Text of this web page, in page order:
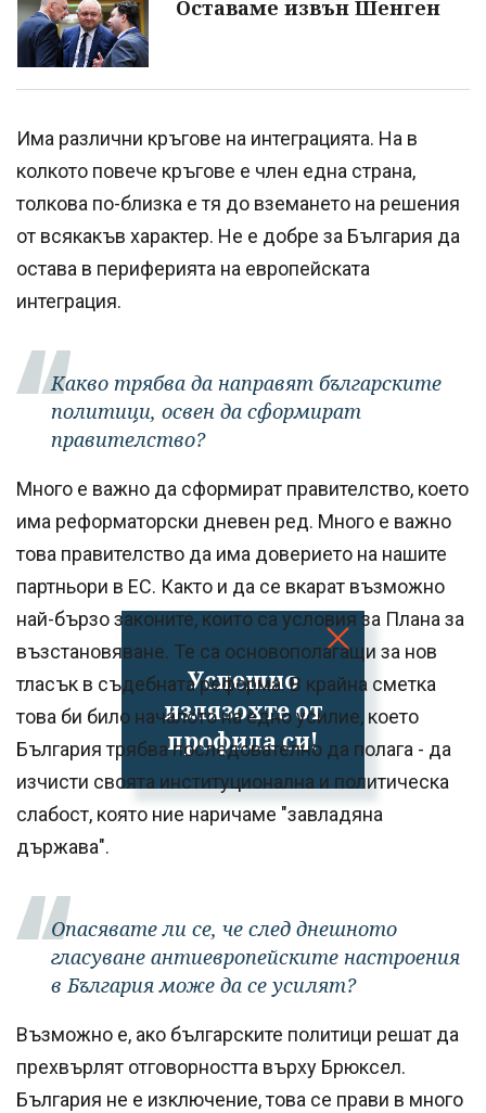
Успешно
излязохте от
профила си!
Оставаме извън Шенген
Има различни кръгове на интеграцията. На в
колкото повече кръгове е член една страна,
толкова по-близка е тя до вземането на решения
от всякакъв характер. Не е добре за България да
остава в периферията на европейската
интеграция.
Какво трябва да направят българските
политици, освен да сформират
правителство?
Много е важно да сформират правителство, което
има реформаторски дневен ред. Много е важно
това правителство да има доверието на нашите
партньори в ЕС. Както и да се вкарат възможно
най-бързо законите, които са условия за Плана за
възстановяване. Те са основополагащи за нов
тласък в съдебната реформа. В крайна сметка
това би било началото на едно усилие, което
България трябва последователно да полага - да
изчисти своята институционална и политическа
слабост, която ние наричаме "завладяна
държава".
Опасявате ли се, че след днешното
гласуване антиевропейските настроения
в България може да се усилят?
Възможно е, ако българските политици решат да
прехвърлят отговорността върху Брюксел.
България не е изключение, това се прави в много